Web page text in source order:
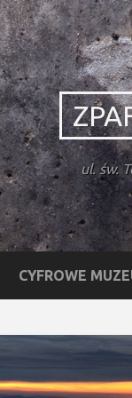
ul. św.
CYFROWE